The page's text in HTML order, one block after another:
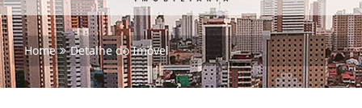
Home Detalhe do Imóvel